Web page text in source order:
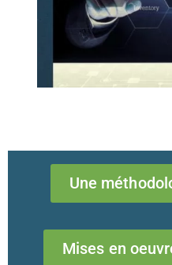
Une
Mises en